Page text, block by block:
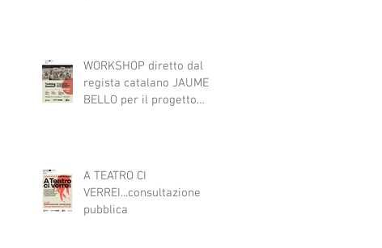
WORKSHOP diretto dal
regista catalano JAUME
BELLO per il progetto
nelle attività teatrali
A TEATRO CI
VERREI...consultazione
pubblica